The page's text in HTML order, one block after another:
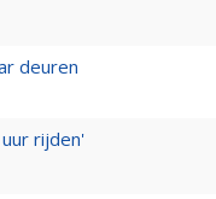
deuren
rijden'